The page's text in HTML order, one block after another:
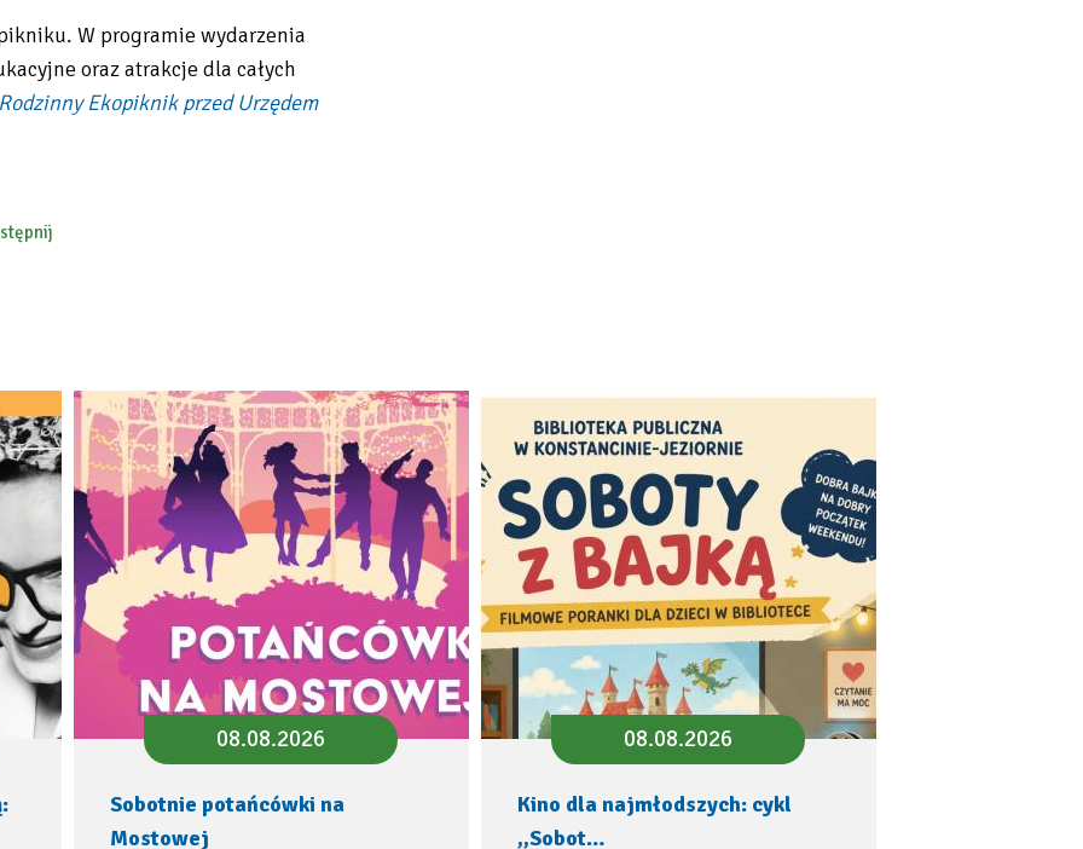
W programie wydarzenia
oraz atrakcje dla całych
Ekopiknik przed Urzędem
08.08.2026
Sobotnie potańcówki na
Mostowej
08.08.2026
Kino dla najmłodszych: cykl
,,Sobot…